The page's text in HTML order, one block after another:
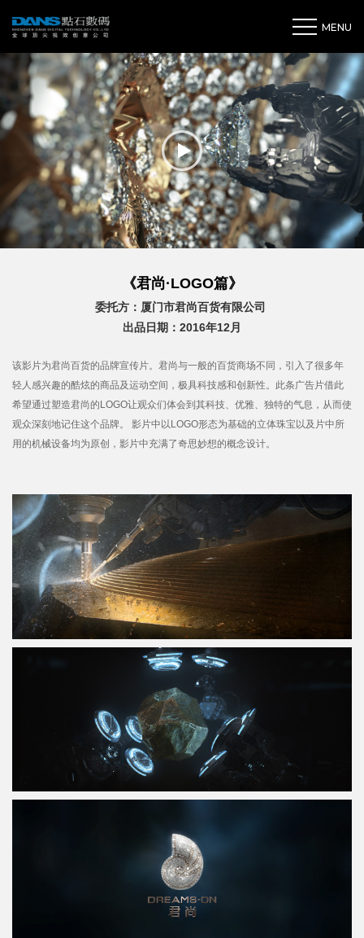
MENU
《君尚·LOGO篇》
委托方：厦门市君尚百货有限公司
出品日期：2016年12月
该影片为君尚百货的品牌宣传片。君尚与一般的百货商场不同，引入了很多年
轻人感兴趣的酷炫的商品及运动空间，极具科技感和创新性。此条广告片借此
希望通过塑造君尚的LOGO让观众们体会到其科技、优雅、独特的气息，从而使
观众深刻地记住这个品牌。 影片中以LOGO形态为基础的立体珠宝以及片中所
用的机械设备均为原创，影片中充满了奇思妙想的概念设计。